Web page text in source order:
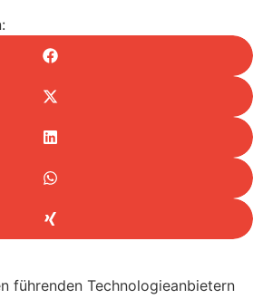
führenden Technologieanbietern